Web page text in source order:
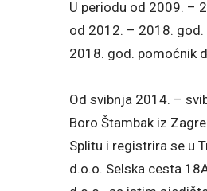
U periodu od 2009. –
od 2012. – 2018.
2018. god. pomoćnik
Od svibnja 2014. –
Boro Štambak iz
Splitu i registrira se u
d.o.o. Selska cesta